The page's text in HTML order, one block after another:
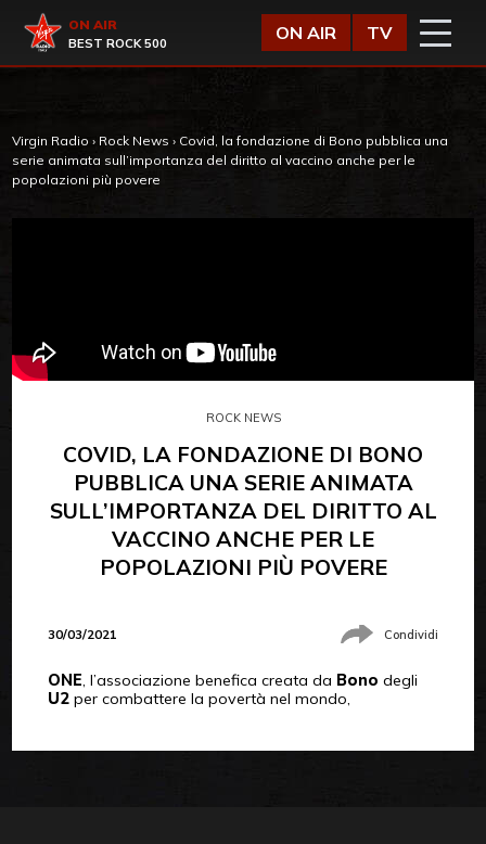
Virgin Radio
ON AIR
BEST ROCK 500
ON AIR TV
Virgin Radio › Rock News › Covid, la fondazione di Bono pubblica una
serie animata sull’importanza del diritto al vaccino anche per le
popolazioni più povere
ROCK NEWS
COVID, LA FONDAZIONE DI BONO
PUBBLICA UNA SERIE ANIMATA
SULL’IMPORTANZA DEL DIRITTO AL
VACCINO ANCHE PER LE
POPOLAZIONI PIÙ POVERE
30/03/2021 Condividi
ONE, l’associazione benefica creata da Bono degli
U2per combattere la povertà nel mondo,